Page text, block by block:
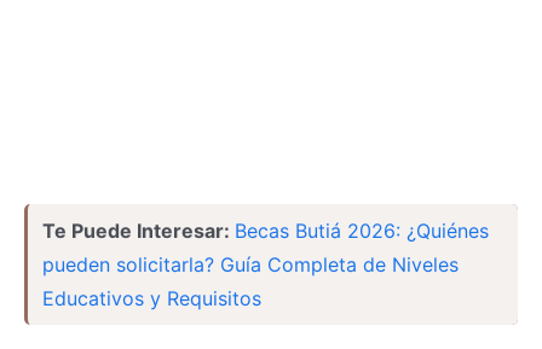
Te Puede Interesar: Becas Butiá 2026: ¿Quiénes
pueden solicitarla? Guía Completa de Niveles
Educativos y Requisitos